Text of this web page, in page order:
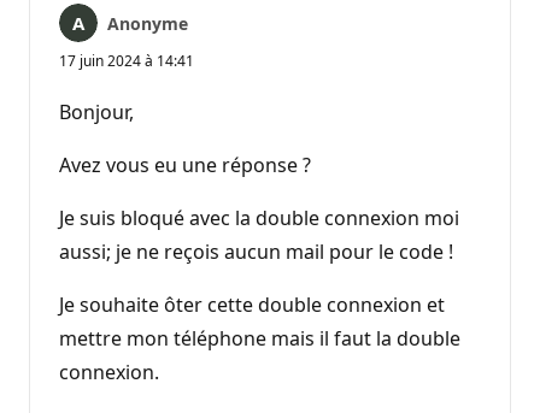
Anonyme
17 juin 2024 à 14:41
Bonjour,
Avez vous eu une réponse ?
Je suis bloqué avec la double connexion moi
aussi; je ne reçois aucun mail pour le code !
Je souhaite ôter cette double connexion et
mettre mon téléphone mais il faut la double
connexion.